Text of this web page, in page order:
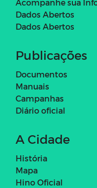
Acompanhe sua
Dados Abertos
Dados Abertos
Publicações
Documentos
Manuais
Campanhas
Diário oficial
A Cidade
História
Mapa
Hino Oficial